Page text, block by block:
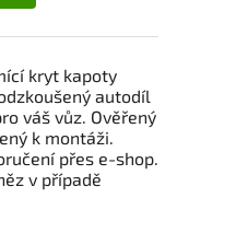
kryt kapoty
autodíl
váš vůz. Ověřený
k montáži.
přes e-shop.
v případě